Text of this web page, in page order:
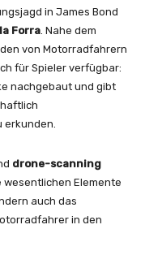
in James Bond
Forra . Nahe dem
von Motorradfahrern
für Spieler verfügbar:
nachgebaut und gibt
erkunden.
drone-scanning
wesentlichen Elemente
auch das
in den